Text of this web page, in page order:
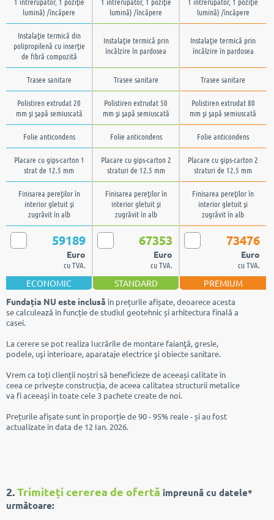
lumină) /încăpere
lumină) /încăpere
lumină) /încăpere
Instalaţie termică din
polipropilenă cu inserţie
de fibră compozită
Instalaţie termică prin
încălzire în pardosea
Instalaţie termică prin
încălzire în pardosea
Trasee sanitare Trasee sanitare Trasee sanitare
Polistiren extrudat 20
mm şi şapă semiuscată
Polistiren extrudat 50
mm şi şapă semiuscată
Polistiren extrudat 80
mm şi şapă semiuscată
Folie anticondens Folie anticondens Folie anticondens
Placare cu gips-carton 1
strat de 12.5 mm
Placare cu gips-carton 2
straturi de 12.5 mm
Placare cu gips-carton 2
straturi de 12.5 mm
Finisarea pereţilor în
interior gletuit şi
zugrăvit în alb
Finisarea pereţilor în
interior gletuit şi
zugrăvit în alb
Finisarea pereţilor în
interior gletuit şi
zugrăvit în alb
59189
Euro
cu TVA.
67353
Euro
cu TVA.
73476
Euro
cu TVA.
ECONOMIC STANDARD
PREMIUM
Fundația NU este inclusă în prețurile afișate, deoarece acesta
se calculează în funcție de studiul geotehnic și arhitectura finală a
casei.
La cerere se pot realiza lucrările de montare faianţă, gresie,
podele, uşi interioare, aparataje electrice şi obiecte sanitare.
Vrem ca toți clienții noștri să beneficieze de aceeași calitate în
ceea ce privește construcția, de aceea calitatea structurii metalice
va fi aceeași în toate cele 3 pachete create de noi.
Prețurile afișate sunt în proporție de 90 - 95% reale - și au fost
actualizate în data de 12 Ian. 2026.
2.Trimiteți cererea de ofertă împreună cu datele*
următoare: